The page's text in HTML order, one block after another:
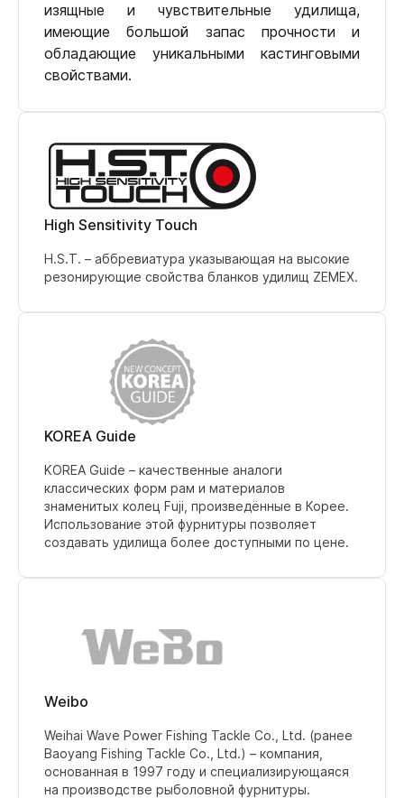
изящные и чувствительные удилища,
имеющие большой запас прочности и
обладающие уникальными кастинговыми
свойствами.
High Sensitivity Touch
H.S.T. – аббревиатура указывающая на высокие
резонирующие свойства бланков удилищ ZEMEX.
KOREA Guide
KOREA Guide – качественные аналоги
классических форм рам и материалов
знаменитых колец Fuji, произведённые в Корее.
Использование этой фурнитуры позволяет
создавать удилища более доступными по цене.
Weibo
Weihai Wave Power Fishing Tackle Co., Ltd. (ранее
Baoyang Fishing Tackle Co., Ltd.) – компания,
основанная в 1997 году и специализирующаяся
на производстве рыболовной фурнитуры.